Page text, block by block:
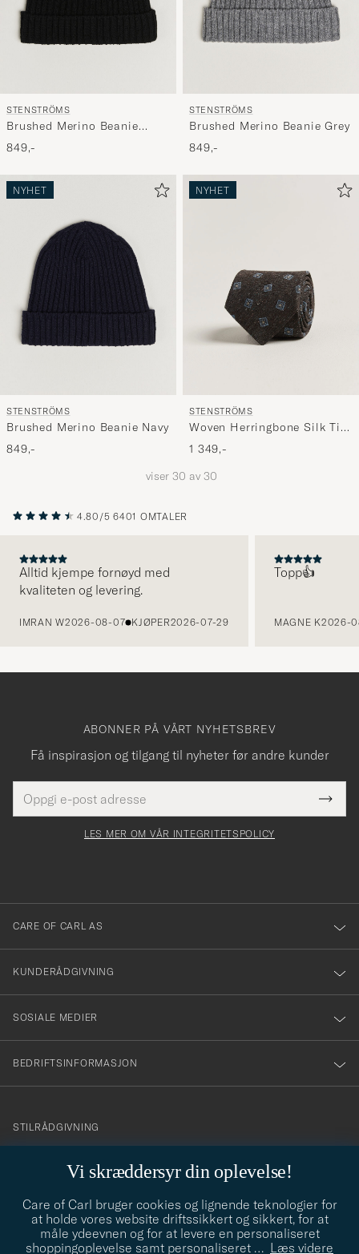
STENSTRÖMS
Brushed Merino Beanie
Black
849,-
STENSTRÖMS
Brushed Merino Beanie Grey
849,-
NYHET
STENSTRÖMS
Brushed Merino Beanie Navy
849,-
NYHET
STENSTRÖMS
Woven Herringbone Silk Tie
7,5cm Dark Brown
1 349,-
viser 30 av 30
4.80/5 6401 OMTALER
Alltid kjempe fornøyd med
kvaliteten og levering.
IMRAN W2026-08-07 KJØPER2026-07-29
Topp👍
MAGNE K2026-
Vi skræddersyr din oplevelse!
Care of Carl bruger cookies og lignende teknologier for
at holde vores website driftssikkert og sikkert, for at
måle ydeevnen og for at levere en personaliseret
shoppingoplevelse samt personaliseret … Læs videre
ABONNER PÅ VÅRT NYHETSBREV
Få inspirasjon og tilgang til nyheter før andre kunder
postadresse
felt
Tack
för
dig
till
vårt
nyhetsbrev!
LES MER OM VÅR INTEGRITETSPOLICY
CARE OF CARL AS
KUNDERÅDGIVNING
SOSIALE MEDIER
BEDRIFTSINFORMASJON
info@careofcarl.no
STILRÅDGIVNING
STILRÅDGIVNING